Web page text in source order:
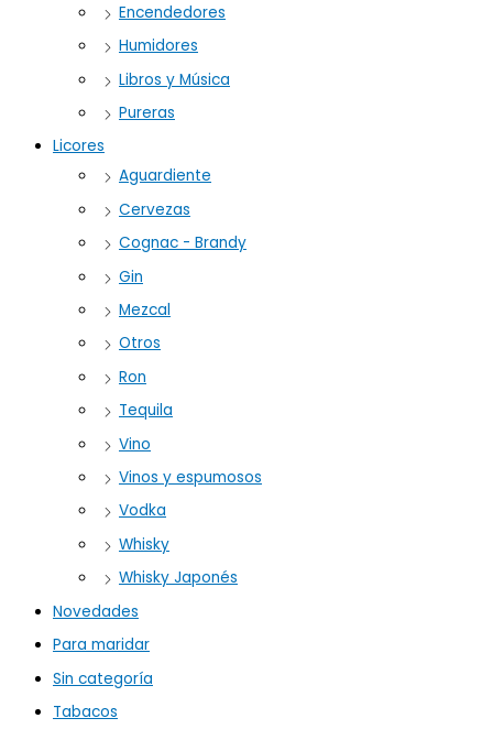
Encendedores
Humidores
Libros y Música
Pureras
Licores
Aguardiente
Cervezas
Cognac - Brandy
Gin
Mezcal
Otros
Ron
Tequila
Vino
Vinos y espumosos
Vodka
Whisky
Whisky Japonés
Novedades
Para maridar
Sin categoría
Tabacos